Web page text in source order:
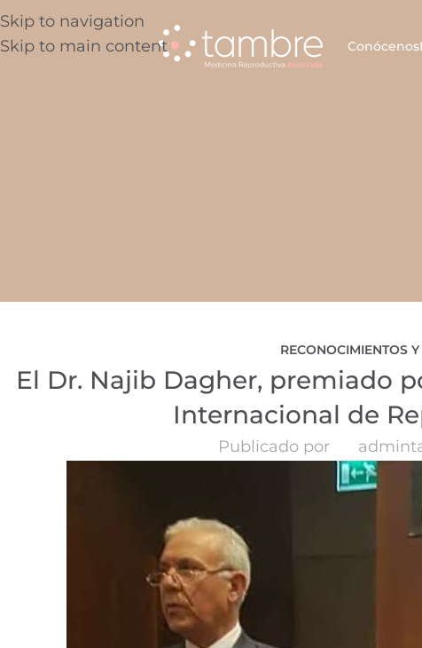
Skip to navigation
Skip to main content
Conócenos
RECONOCIMIENTOS
El Dr. Najib Dagher, premiado
Internacional de
Publicado por